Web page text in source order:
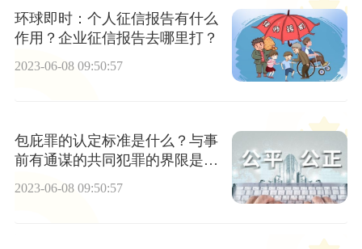
环球即时：个人征信报告有什么
作用？企业征信报告去哪里打？
2023-06-08 09:50:57
包庇罪的认定标准是什么？与事
前有通谋的共同犯罪的界限是什
么？
2023-06-08 09:50:57